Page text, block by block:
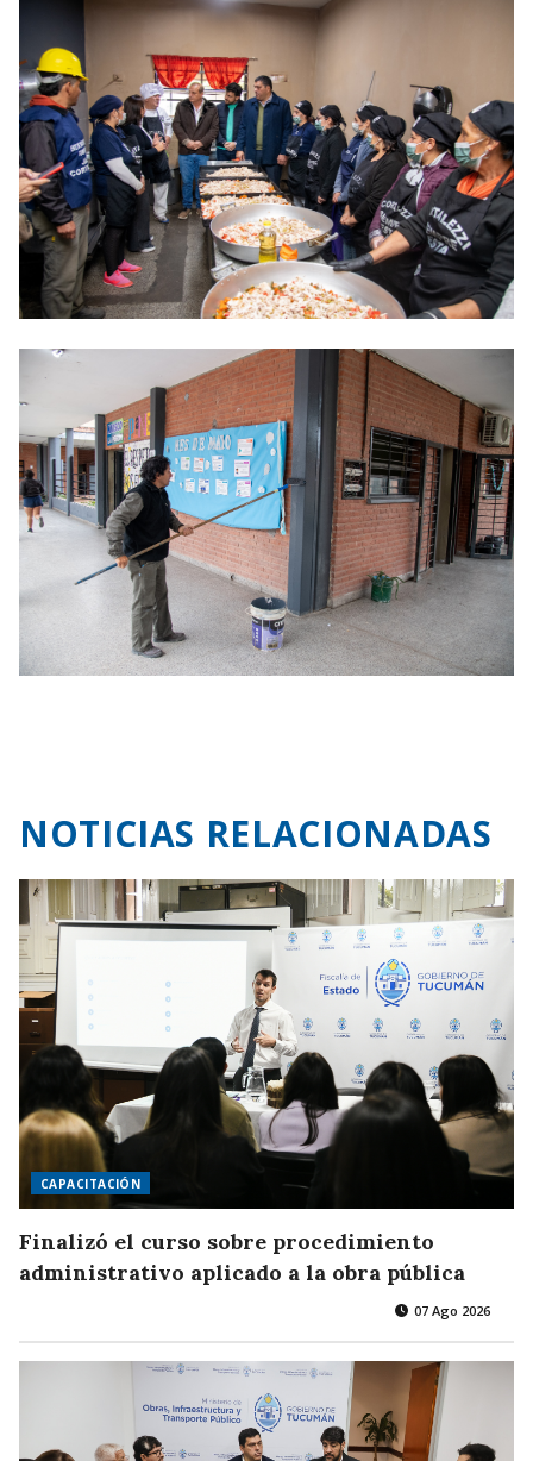
NOTICIAS RELACIONADAS
CAPACITACIÓN
Finalizó el curso sobre procedimiento
administrativo aplicado a la obra pública
07 Ago 2026